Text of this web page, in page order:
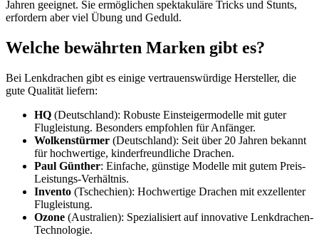
Jahren geeignet. Sie ermöglichen spektakuläre Tricks und Stunts,
erfordern aber viel Übung und Geduld.
Welche bewährten Marken gibt es?
Bei Lenkdrachen gibt es einige vertrauenswürdige Hersteller, die
gute Qualität liefern:
HQ (Deutschland): Robuste Einsteigermodelle mit guter
Flugleistung. Besonders empfohlen für Anfänger.
Wolkenstürmer (Deutschland): Seit über 20 Jahren bekannt
für hochwertige, kinderfreundliche Drachen.
Paul Günther: Einfache, günstige Modelle mit gutem Preis-
Leistungs-Verhältnis.
Invento (Tschechien): Hochwertige Drachen mit exzellenter
Flugleistung.
Ozone (Australien): Spezialisiert auf innovative Lenkdrachen-
Technologie.